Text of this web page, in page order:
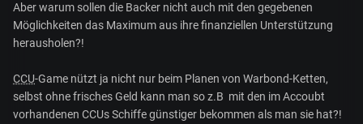
Aber warum sollen die Backer nicht auch mit den gegebenen
Möglichkeiten das Maximum aus ihre finanziellen Unterstützung
herausholen?!
CCU-Game nützt ja nicht nur beim Planen von Warbond-Ketten,
selbst ohne frisches Geld kann man so z.B mit den im Accoubt
vorhandenen CCUs Schiffe günstiger bekommen als man sie hat?!